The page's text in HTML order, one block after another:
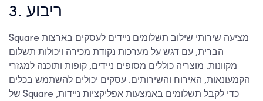
3. ריבוע
Square מציעה שירותי שילוב תשלומים ניידים לעסקים בארצות
הברית, עם דגש על מערכות נקודת מכירה ויכולות תשלום
מקוונות. מוצריה כוללים מסופים ניידים, קופות ותוכנה למגזרי
הקמעונאות, האירוח והשירותים. עסקים יכולים להשתמש בכלים
של Square כדי לקבל תשלומים באמצעות אפליקציות ניידות,